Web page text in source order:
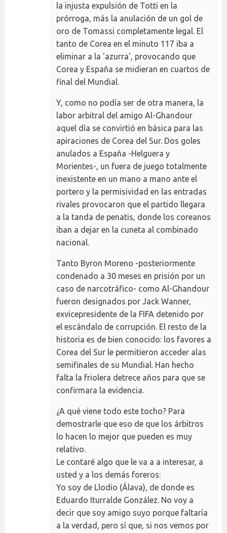
la injusta expulsión de Totti en la
prórroga, más la anulación de un gol de
oro de Tomassi completamente legal. El
tanto de Corea en el minuto 117 iba a
eliminar a la 'azurra', provocando que
Corea y España se midieran en cuartos de
final del Mundial.
Y, como no podía ser de otra manera, la
labor arbitral del amigo Al-Ghandour
aquel día se convirtió en básica para las
apiraciones de Corea del Sur. Dos goles
anulados a España -Helguera y
Morientes-, un fuera de juego totalmente
inexistente en un mano a mano ante el
portero y la permisividad en las entradas
rivales provocaron que el partido llegara
a la tanda de penatis, donde los coreanos
iban a dejar en la cuneta al combinado
nacional.
Tanto Byron Moreno -posteriormente
condenado a 30 meses en prisión por un
caso de narcotráfico- como Al-Ghandour
fueron designados por Jack Wanner,
exvicepresidente de la FIFA detenido por
el escándalo de corrupción. El resto de la
historia es de bien conocido: los favores a
Corea del Sur le permitieron acceder alas
semifinales de su Mundial. Han hecho
falta la friolera detrece años para que se
confirmara la evidencia.
¿A qué viene todo este tocho? Para
demostrarle que eso de que los árbitros
lo hacen lo mejor que pueden es muy
relativo.
Le contaré algo que le va a a interesar, a
usted y a los demás foreros:
Yo soy de Llodio (Álava), de donde es
Eduardo Iturralde González. No voy a
decir que soy amigo suyo porque faltaría
a la verdad, pero sí que, si nos vemos por